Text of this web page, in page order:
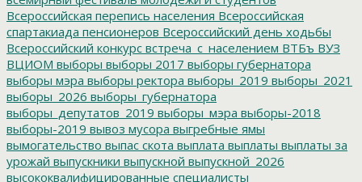
Всероссийская перепись населения Всероссийская
спартакиада пенсионеров Всероссийский день ходьбы
Всероссийский конкурс встреча_с_населением ВТБъ ВУЗ
ВЦИОМ выборы выборы 2017 выборы губернатора
выборы мэра выборы ректора выборы_2019 выборы_2021
выборы_2026 выборы_губернатора
выборы_депутатов_2019 выборы_мэра выборы-2018
выборы-2019 вывоз мусора выгребные ямы
вымогательство выпас скота выплата выплаты выплаты за
урожай выпускники выпускной выпускной_2026
высококвалифицированные специалисты